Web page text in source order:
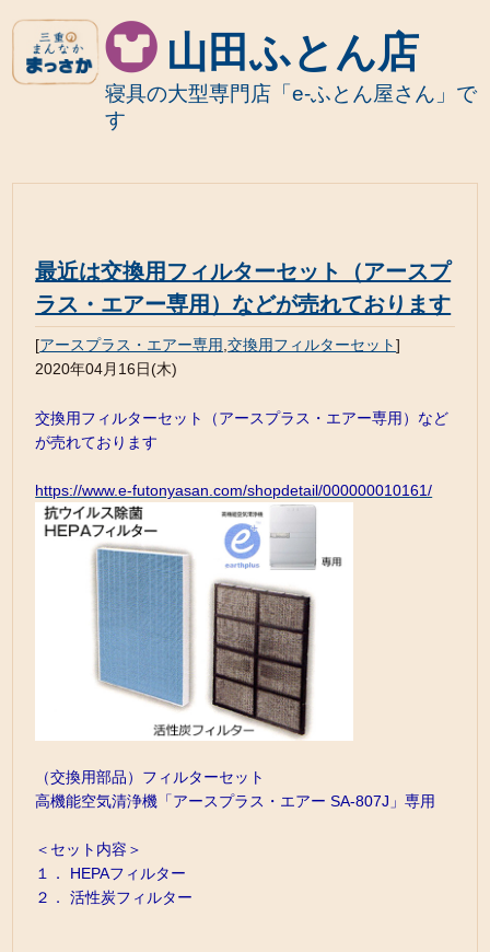
山田ふとん店
寝具の大型専門店「e-ふとん屋さん」で
す
最近は交換用フィルターセット（アースプ
ラス・エアー専用）などが売れております
[アースプラス・エアー専用 ,交換用フィルターセット]
2020年04月16日(木)
交換用フィルターセット（アースプラス・エアー専用）など
が売れております
https://www.e-futonyasan.com/shopdetail/000000010161/
（交換用部品）フィルターセット
高機能空気清浄機「アースプラス・エアー SA-807J」専用
＜セット内容＞
１． HEPAフィルター
２． 活性炭フィルター